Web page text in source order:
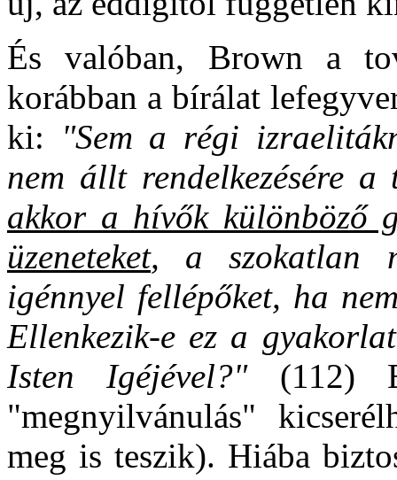
És valóban, Brown a
korábban a bírálat
ki:
"Sem a régi
nem állt rendelkezésére a
akkor a hívők különböző
üzeneteket, a szokatlan
igénnyel fellépőket, ha
Ellenkezik-e ez a
Isten Igéjével?"(112)
"megnyilvánulás"
meg is teszik). Hiába